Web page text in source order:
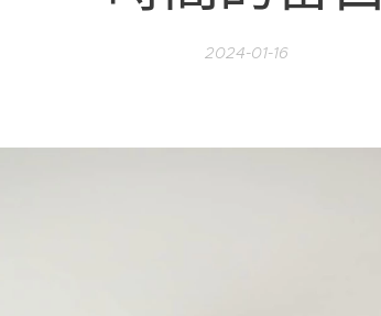
2024-01-16